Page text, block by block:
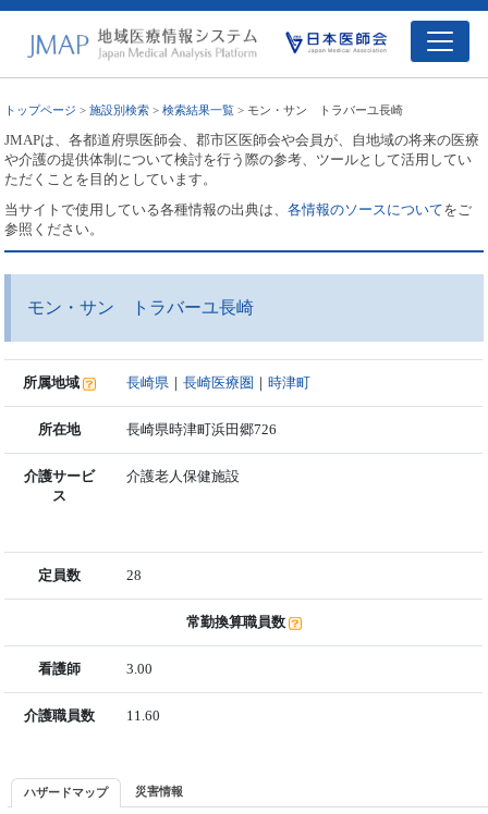
トップページ >施設別検索 >検索結果一覧 > モン・サン トラバーユ長崎
JMAPは、各都道府県医師会、郡市区医師会や会員が、自地域の将来の医療
や介護の提供体制について検討を行う際の参考、ツールとして活用してい
ただくことを目的としています。
当サイトで使用している各種情報の出典は、各情報のソースについてをご
参照ください。
モン・サン トラバーユ長崎
所属地域 長崎県 ｜長崎医療圏 ｜時津町
所在地 長崎県時津町浜田郷726
介護サービ
ス
介護老人保健施設
定員数 28
常勤換算職員数
看護師 3.00
介護職員数 11.60
ハザードマップ 災害情報